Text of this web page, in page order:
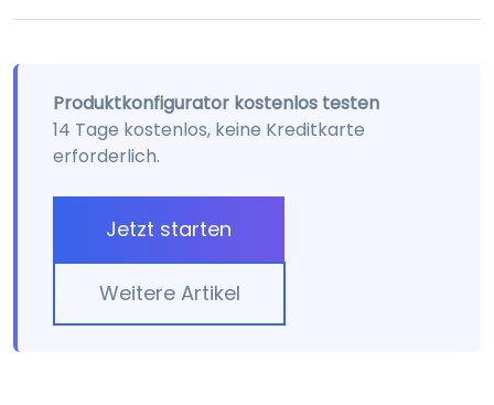
Produktkonfigurator kostenlos testen
14 Tage kostenlos, keine Kreditkarte
erforderlich.
Jetzt starten
Weitere Artikel